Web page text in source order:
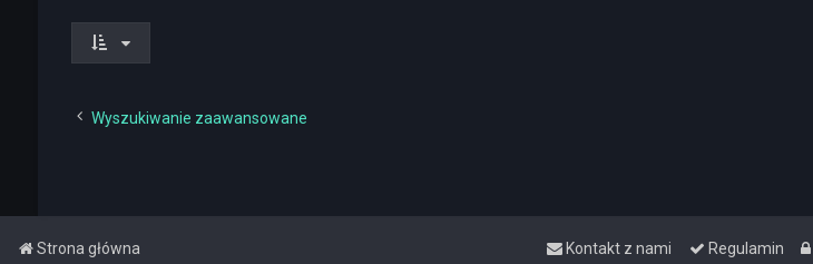
Wyszukiwanie zaawansowane
Strona główna Regulamin
Kontakt z nami